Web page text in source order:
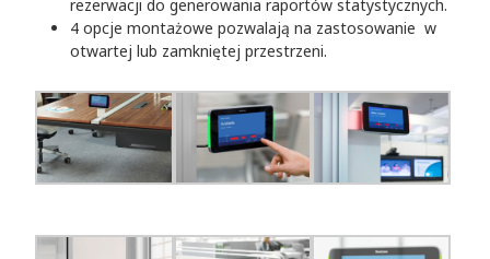
rezerwacji do generowania raportów statystycznych.
4 opcje montażowe pozwalają na zastosowanie w
otwartej lub zamkniętej przestrzeni.